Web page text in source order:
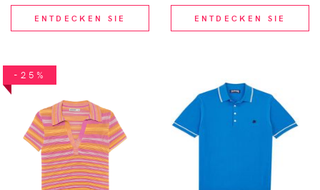
ENTDECKEN SIE ENTDECKEN SIE
-25%